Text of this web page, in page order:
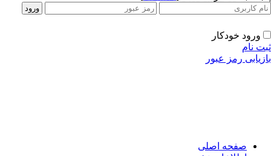
ورود خودکار
ثبت نام
بازیابی رمز عبور
صفحه اصلی